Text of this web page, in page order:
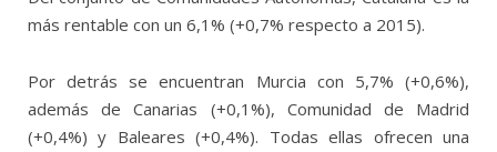
más rentable con un 6,1% (+0,7% respecto a 2015).
Por detrás se encuentran Murcia con 5,7% (+0,6%),
además de Canarias (+0,1%), Comunidad de Madrid
(+0,4%) y Baleares (+0,4%). Todas ellas ofrecen una